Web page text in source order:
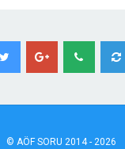
© AÖFSORU 2014 - 2026